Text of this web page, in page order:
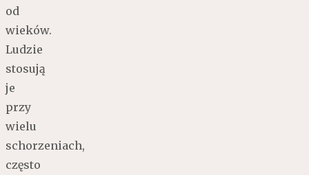
od
wieków.
Ludzie
stosują
je
przy
wielu
schorzeniach,
często